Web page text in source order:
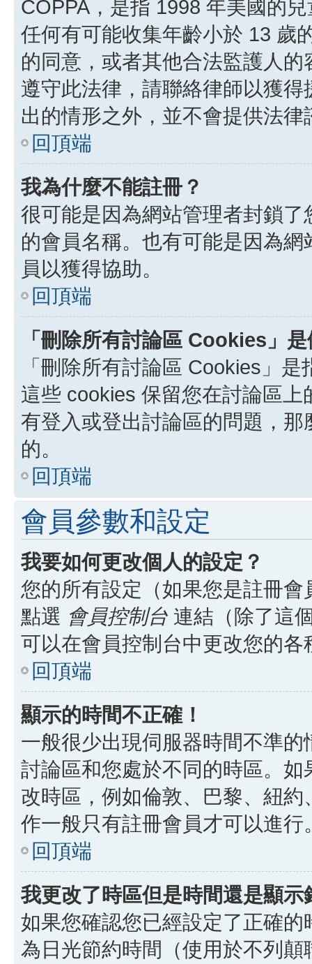
COPPA，是指 1998 年美國的
任何有可能收集年齡小於 13 歲
的同意，或者其他合法監護人
遵守此法律，請聯絡律師以獲
出的情形之外，並不會提供法
回頂端
我為什麼不能註冊？
很可能是因為網站管理者封鎖
的會員名稱。也有可能是因為
員以獲得協助。
回頂端
「刪除所有討論區 Cookies」
「刪除所有討論區 Cookies」
這些 cookies 保留您在討論區
有登入或登出討論區的問題，
的。
回頂端
會員參數和設定
我要如何更改個人的設定？
您的所有設定（如果您是註冊
點選 會員控制台 連結（除了這
可以在會員控制台中更改您的各
回頂端
顯示的時間不正確！
一般很少出現伺服器時間不準
討論區和您處於不同的時區。
改時區，例如倫敦、巴黎、紐
作一般只有註冊會員才可以進
回頂端
我更改了時區但是時間還是顯示
如果您確認您已經設定了正確
為日光節約時間（使用於不列